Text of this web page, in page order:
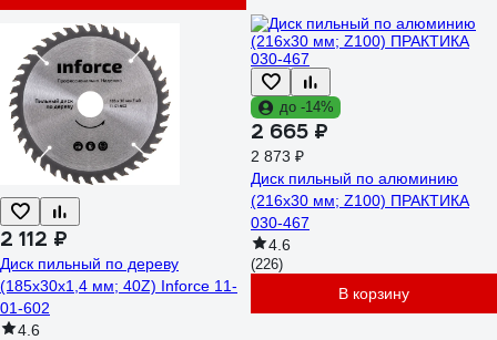
2 112 ₽
Диск пильный по дереву
(185х30х1,4 мм; 40Z) Inforce 11-
01-602
4.6
до -14%
2 665 ₽
2 873 ₽
Диск пильный по алюминию
(216х30 мм; Z100) ПРАКТИКА
030-467
4.6
(226)
В корзину